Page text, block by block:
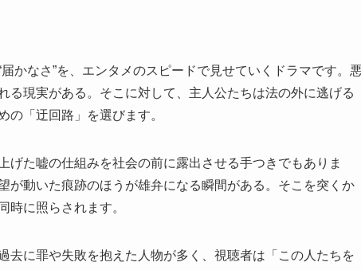
かなさ”を、エンタメのスピードで見せていくドラマです。
る現実がある。そこに対して、主人公たちは法の外に逃げる
の「迂回路」を選びます。
げた嘘の仕組みを社会の前に露出させる手つきでもありま
が動いた痕跡のほうが雄弁になる瞬間がある。そこを突くか
時に照らされます。
去に罪や失敗を抱えた人物が多く、視聴者は「この人たちを